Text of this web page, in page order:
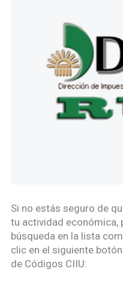
Si no estás seguro de
tu actividad económica,
búsqueda en la lista
clic en el siguiente
de Códigos CIIU: